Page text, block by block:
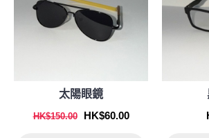
太陽眼鏡
HK$150.00 HK$60.00